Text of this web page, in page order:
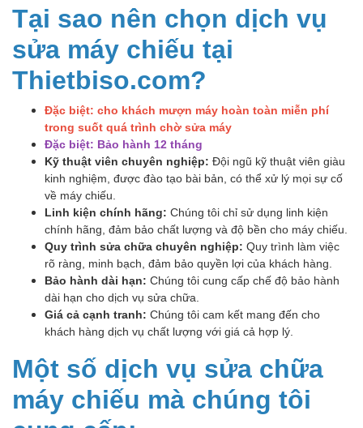
Tại sao nên chọn dịch vụ
sửa máy chiếu tại
Thietbiso.com?
Đặc biệt: cho khách mượn máy hoàn toàn miễn phí
trong suốt quá trình chờ sửa máy
Đặc biệt: Bảo hành 12 tháng
Kỹ thuật viên chuyên nghiệp: Đội ngũ kỹ thuật viên giàu
kinh nghiệm, được đào tạo bài bản, có thể xử lý mọi sự cố
về máy chiếu.
Linh kiện chính hãng: Chúng tôi chỉ sử dụng linh kiện
chính hãng, đảm bảo chất lượng và độ bền cho máy chiếu.
Quy trình sửa chữa chuyên nghiệp: Quy trình làm việc
rõ ràng, minh bạch, đảm bảo quyền lợi của khách hàng.
Bảo hành dài hạn: Chúng tôi cung cấp chế độ bảo hành
dài hạn cho dịch vụ sửa chữa.
Giá cả cạnh tranh: Chúng tôi cam kết mang đến cho
khách hàng dịch vụ chất lượng với giá cả hợp lý.
Một số dịch vụ sửa chữa
máy chiếu mà chúng tôi